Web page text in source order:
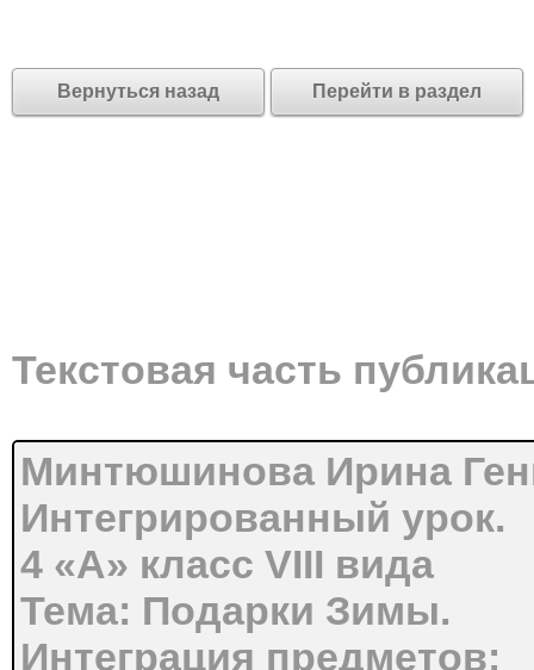
Вернуться назад Перейти в раздел
Текстовая часть
Минтюшинова Ирина
Интегрированный урок.
4 «А» класс VIII вида
Тема: Подарки Зимы.
Интеграция предметов: